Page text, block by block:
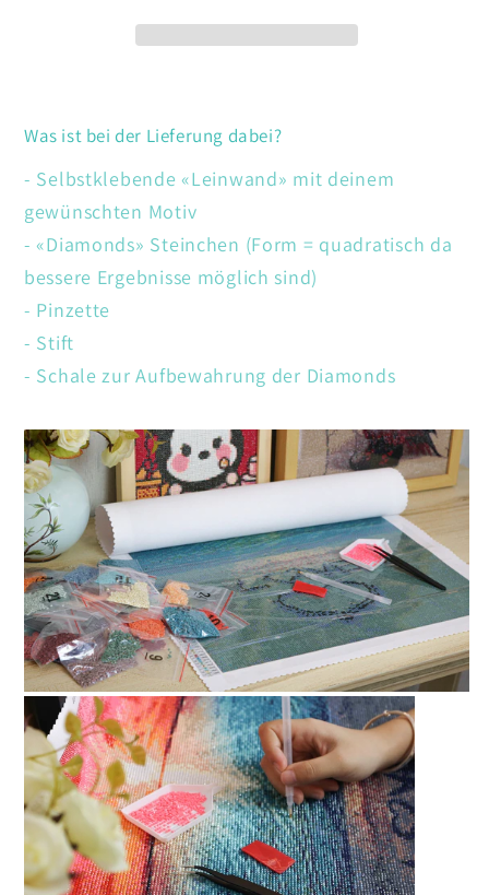
Was ist bei der Lieferung dabei?
- Selbstklebende «Leinwand» mit deinem
gewünschten Motiv
- «Diamonds» Steinchen (Form = quadratisch da
bessere Ergebnisse möglich sind)
- Pinzette
- Stift
- Schale zur Aufbewahrung der Diamonds